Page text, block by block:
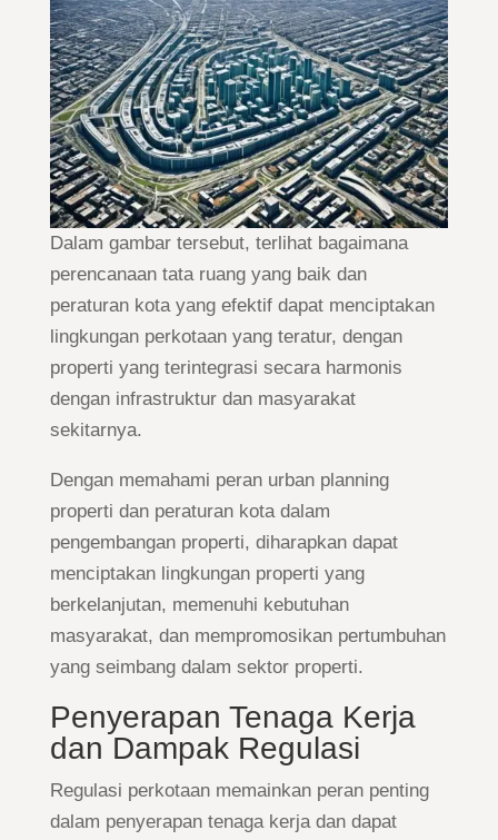
Dalam gambar tersebut, terlihat bagaimana
perencanaan tata ruang yang baik dan
peraturan kota yang efektif dapat menciptakan
lingkungan perkotaan yang teratur, dengan
properti yang terintegrasi secara harmonis
dengan infrastruktur dan masyarakat
sekitarnya.
Dengan memahami peran urban planning
properti dan peraturan kota dalam
pengembangan properti, diharapkan dapat
menciptakan lingkungan properti yang
berkelanjutan, memenuhi kebutuhan
masyarakat, dan mempromosikan pertumbuhan
yang seimbang dalam sektor properti.
Penyerapan Tenaga Kerja
dan Dampak Regulasi
Regulasi perkotaan memainkan peran penting
dalam penyerapan tenaga kerja dan dapat